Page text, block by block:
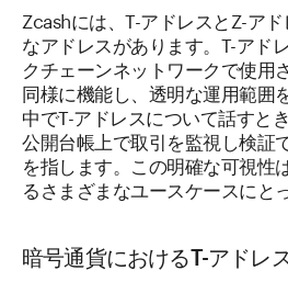
Zcashには、T-アドレスとZ-ア
なアドレスがあります。T-アド
クチェーンネットワークで使用
同様に機能し、透明な運用範囲
中でT-アドレスについて話すと
公開台帳上で取引を監視し検証
を指します。この明確な可視性
るさまざまなユースケースにと
暗号通貨におけるT-アドレ